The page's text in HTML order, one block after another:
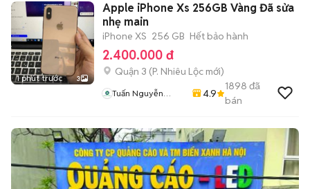
1 phút trước 3
Apple iPhone Xs 256GB Vàng Đã sửa
nhẹ main
iPhone XS 256 GB Hết bảo hành
2.400.000 đ
Quận 3 (P. Nhiêu Lộc mới)
Tuấn Nguyễn
4.9
1898 đã
bán